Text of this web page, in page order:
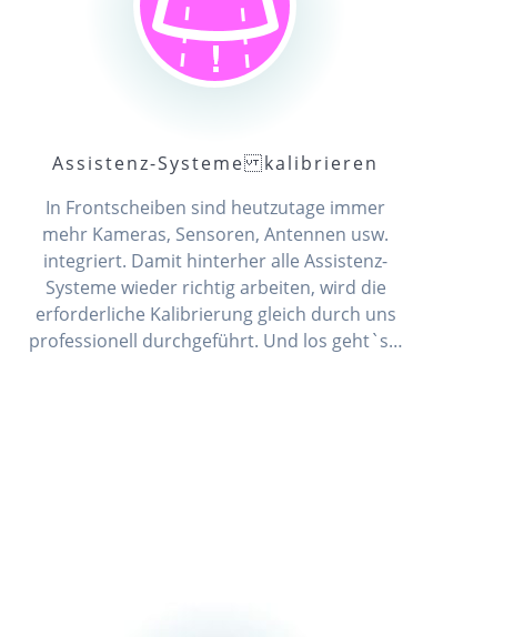
Assistenz-Systeme kalibrieren
In Frontscheiben sind heutzutage immer
mehr Kameras, Sensoren, Antennen usw.
integriert. Damit hinterher alle Assistenz-
Systeme wieder richtig arbeiten, wird die
erforderliche Kalibrierung gleich durch uns
professionell durchgeführt. Und los geht`s…